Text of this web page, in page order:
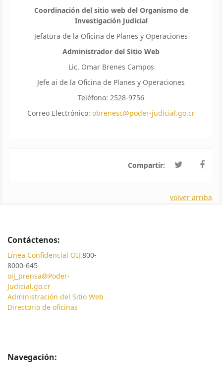
Coordinación del sitio web del Organismo de
Investigación Judicial
Jefatura de la Oficina de Planes y Operaciones
Administrador del Sitio Web
Lic. Omar Brenes Campos
Jefe ai de la Oficina de Planes y Operaciones
Teléfono: 2528-9756
Correo Electrónico: obrenesc@poder-judicial.go.cr
Compartir:
volver arriba
Contáctenos:
Línea Confidencial OIJ:800-
8000-645
oij_prensa@Poder-
Judicial.go.cr
Administración del Sitio Web
Directorio de oficinas
Navegación: